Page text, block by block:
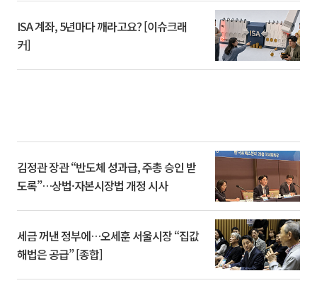
ISA 계좌, 5년마다 깨라고요? [이슈크래
커]
김정관 장관 “반도체 성과급, 주총 승인 받
도록”…상법·자본시장법 개정 시사
세금 꺼낸 정부에…오세훈 서울시장 “집값
해법은 공급” [종합]